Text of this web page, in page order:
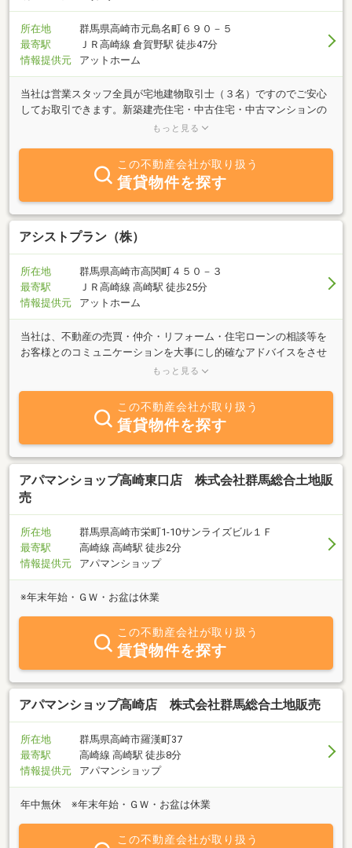
らという基準で物件を勧めたりいたしません。どんな些細なことで
も、できる限りお手伝いさせていただきます。"
所在地
群馬県高崎市元島名町６９０－５
最寄駅
ＪＲ高崎線 倉賀野駅 徒歩47分
情報提供元
アットホーム
当社は営業スタッフ全員が宅地建物取引士（３名）ですのでご安心
してお取引できます。新築建売住宅・中古住宅・中古マンションの
購入やアパート・戸建て・テナントの賃貸も行っています。また、
もっと見る
この不動産会社が取り扱う
賃貸物件を探す
アシストプラン（株）
所在地
群馬県高崎市高関町４５０－３
最寄駅
ＪＲ高崎線 高崎駅 徒歩25分
情報提供元
アットホーム
当社は、不動産の売買・仲介・リフォーム・住宅ローンの相談等を
お客様とのコミュニケーションを大事にし的確なアドバイスをさせ
て頂きます。不動産業界経験の長いスタッフがおりますので、お客
もっと見る
この不動産会社が取り扱う
賃貸物件を探す
アパマンショップ高崎東口店 株式会社群馬総合土地販
売
所在地
群馬県高崎市栄町1-10サンライズビル１Ｆ
最寄駅
高崎線 高崎駅 徒歩2分
情報提供元
アパマンショップ
※年末年始・ＧＷ・お盆は休業
この不動産会社が取り扱う
賃貸物件を探す
アパマンショップ高崎店 株式会社群馬総合土地販売
所在地
群馬県高崎市羅漢町37
最寄駅
高崎線 高崎駅 徒歩8分
情報提供元
アパマンショップ
年中無休 ※年末年始・ＧＷ・お盆は休業
この不動産会社が取り扱う